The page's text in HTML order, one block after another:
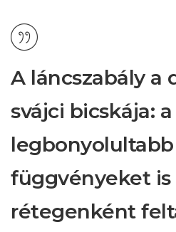
A láncszabály a
svájci bicskája: a
legbonyolultabb
függvényeket is
rétegenként